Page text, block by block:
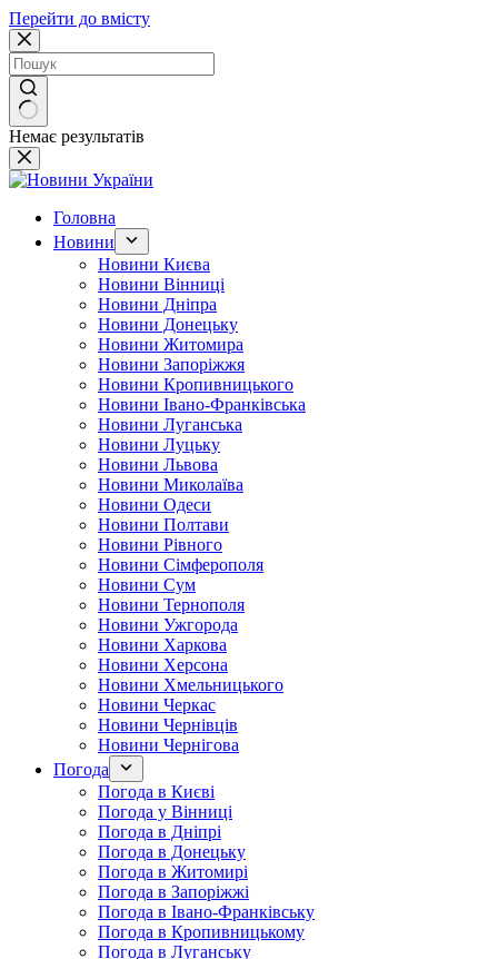
Перейти до вмісту
Немає результатів
Головна
Новини
Новини Києва
Новини Вінниці
Новини Дніпра
Новини Донецьку
Новини Житомира
Новини Запоріжжя
Новини Кропивницького
Новини Івано-Франківська
Новини Луганська
Новини Луцьку
Новини Львова
Новини Миколаїва
Новини Одеси
Новини Полтави
Новини Рівного
Новини Сімферополя
Новини Сум
Новини Тернополя
Новини Ужгорода
Новини Харкова
Новини Херсона
Новини Хмельницького
Новини Черкас
Новини Чернівців
Новини Чернігова
Погода
Погода в Києві
Погода у Вінниці
Погода в Дніпрі
Погода в Донецьку
Погода в Житомирі
Погода в Запоріжжі
Погода в Івано-Франківську
Погода в Кропивницькому
Погода в Луганську